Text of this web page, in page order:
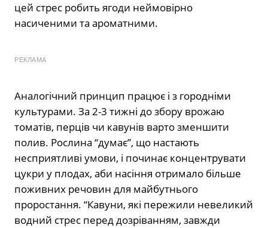
цей стрес робить ягоди неймовірно
насиченими та ароматними.
РЕКЛАМА
Аналогічний принцип працює і з городніми
культурами. За 2-3 тижні до збору врожаю
томатів, перців чи кавунів варто зменшити
полив. Рослина “думає”, що настають
несприятливі умови, і починає концентрувати
цукри у плодах, аби насіння отримало більше
поживних речовин для майбутнього
проростання. “Кавуни, які пережили невеликий
водний стрес перед дозріванням, завжди